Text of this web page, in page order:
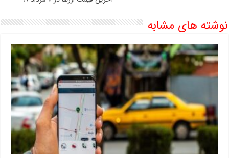
نوشته های مشابه